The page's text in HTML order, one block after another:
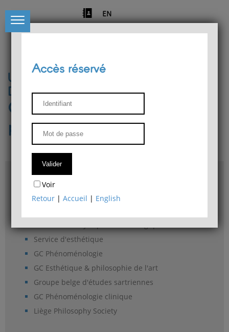
EN
Université de Liège
Département de philosophie
Centre de recherches
phénoménologiques
Accès & plans
Bibliothèque du Département de philosophie
Service d'esthétique
GC Phénoménologie
GC Esthétique & philosophie de l'art
Groupe belge d'études sartriennes
GC Phénoménologie clinique
Liège Philosophy Society
Accès réservé
Voir
Retour |Accueil | English